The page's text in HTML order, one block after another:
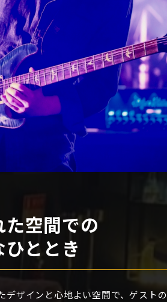
空間での
ととき
ザインと心地よい空間で、ゲストの